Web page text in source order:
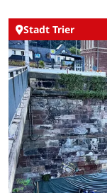
Stadt Trier